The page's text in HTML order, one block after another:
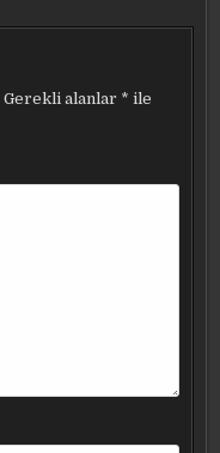
Gerekli alanlar * ile